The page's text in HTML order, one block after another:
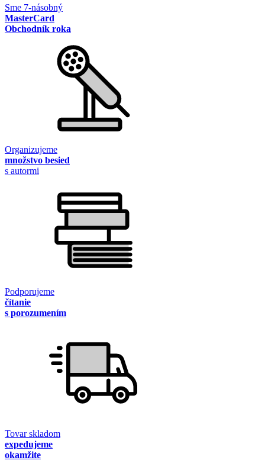
Sme 7-násobný
MasterCard
Obchodník roka
Organizujeme
množstvo besied
s autormi
Podporujeme
čítanie
s porozumením
Tovar skladom
expedujeme
okamžite